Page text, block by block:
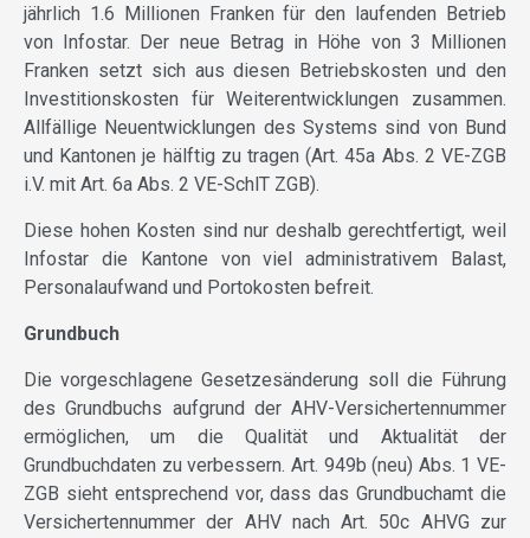
jährlich 1.6 Millionen Franken für den laufenden Betrieb
von Infostar. Der neue Betrag in Höhe von 3 Millionen
Franken setzt sich aus diesen Betriebskosten und den
Investitionskosten für Weiterentwicklungen zusammen.
Allfällige Neuentwicklungen des Systems sind von Bund
und Kantonen je hälftig zu tragen (Art. 45a Abs. 2 VE-ZGB
i.V. mit Art. 6a Abs. 2 VE-SchlT ZGB).
Diese hohen Kosten sind nur deshalb gerechtfertigt, weil
Infostar die Kantone von viel administrativem Balast,
Personalaufwand und Portokosten befreit.
Grundbuch
Die vorgeschlagene Gesetzesänderung soll die Führung
des Grundbuchs aufgrund der AHV-Versichertennummer
ermöglichen, um die Qualität und Aktualität der
Grundbuchdaten zu verbessern. Art. 949b (neu) Abs. 1 VE-
ZGB sieht entsprechend vor, dass das Grundbuchamt die
Versichertennummer der AHV nach Art. 50c AHVG zur